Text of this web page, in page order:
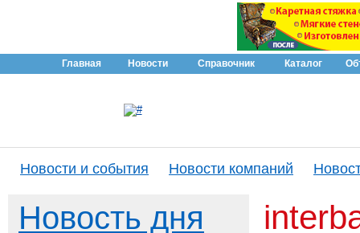
Главная Новости Справочник Каталог
Новости и события Новости компаний
Новость дня